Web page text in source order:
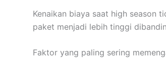
Kenaikan biaya saat high season
paket menjadi lebih tinggi
Faktor yang paling sering